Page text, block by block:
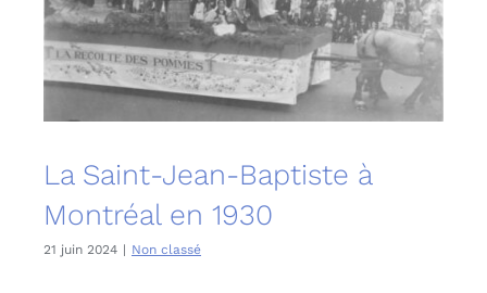
La Saint-Jean-Baptiste à
Montréal en 1930
21 juin 2024 | Non classé